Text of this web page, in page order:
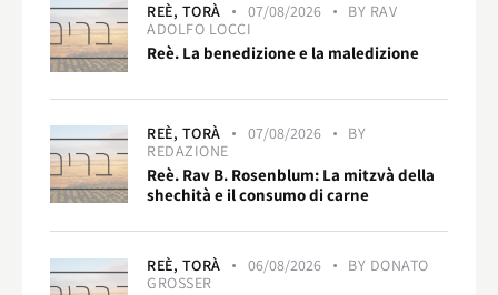
REÈ, TORÀ 07/08/2026 BY RAV
ADOLFO LOCCI
Reè. La benedizione e la maledizione
REÈ, TORÀ 07/08/2026
BY
REDAZIONE
Reè. Rav B. Rosenblum: La mitzvà della
shechità e il consumo di carne
REÈ, TORÀ 06/08/2026 BY DONATO
GROSSER